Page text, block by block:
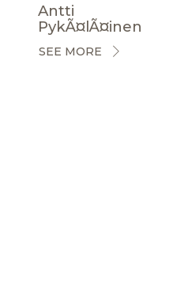
Antti
PykÃ¤lÃ¤inen
SEE MORE